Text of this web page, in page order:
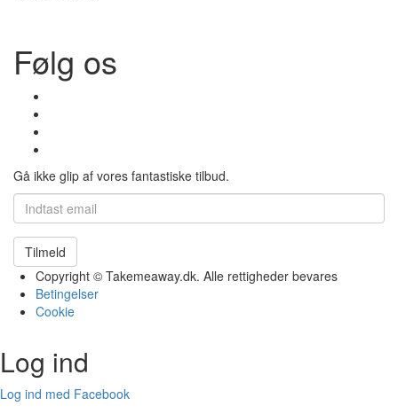
Følg os
Gå ikke glip af vores fantastiske tilbud.
Tilmeld
Copyright © Takemeaway.dk. Alle rettigheder bevares
Betingelser
Cookie
Log ind
Log ind med Facebook